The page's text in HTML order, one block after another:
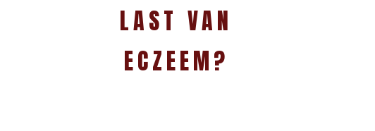
LAST VAN
ECZEEM?